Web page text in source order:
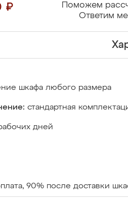
₽
Поможем
Ответим
шкафа любого размера
стандартная
дней
90% после доставки